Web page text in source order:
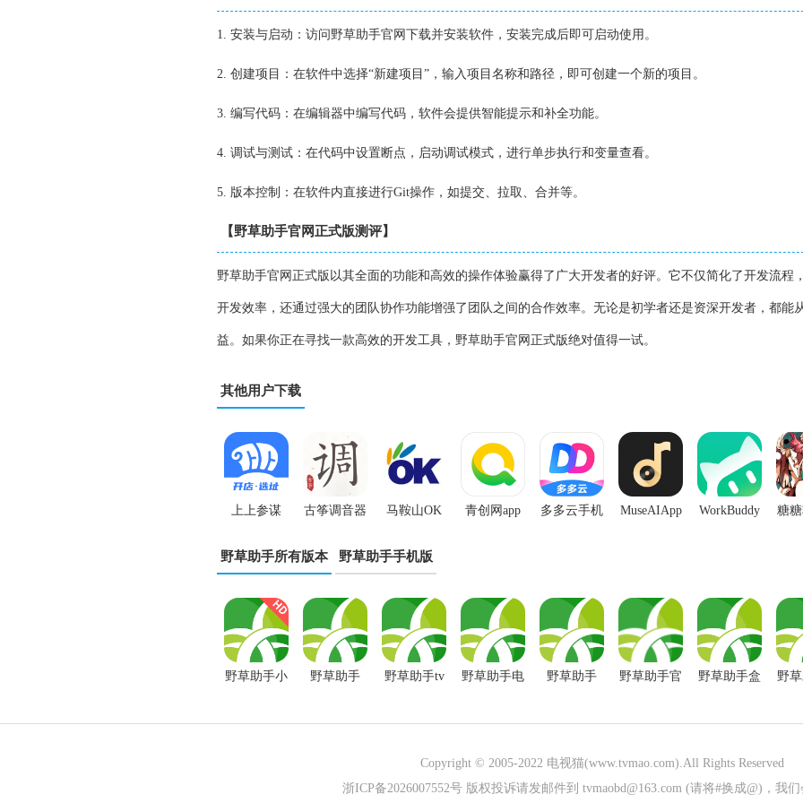
1. 安装与启动：访问野草助手官网下载并安装软件，安装完成后即可启动使用。
2. 创建项目：在软件中选择“新建项目”，输入项目名称和路径，即可创建一个新的项目。
3. 编写代码：在编辑器中编写代码，软件会提供智能提示和补全功能。
4. 调试与测试：在代码中设置断点，启动调试模式，进行单步执行和变量查看。
5. 版本控制：在软件内直接进行Git操作，如提交、拉取、合并等。
【野草助手官网正式版测评】
野草助手官网正式版以其全面的功能和高效的操作体验赢得了广大开发者的好评。它不仅简化了开发流程
开发效率，还通过强大的团队协作功能增强了团队之间的合作效率。无论是初学者还是资深开发者，都能
益。如果你正在寻找一款高效的开发工具，野草助手官网正式版绝对值得一试。
其他用户下载
上上参谋
app
古筝调音器
最新版本
马鞍山OK
论坛App
青创网app 多多云手机 MuseAIApp WorkBuddy 糖
野草助手所有版本 野草助手手机版
野草助手小 野草助手 野草助手tv 野草助手电 野草助手 野草助手官 野草助手盒 野
Copyright © 2005-2022 电视猫(www.tvmao.com).All Rights Reserved
浙ICP备2026007552号 版权投诉请发邮件到 tvmaobd@163.com (请将#换成@)，我